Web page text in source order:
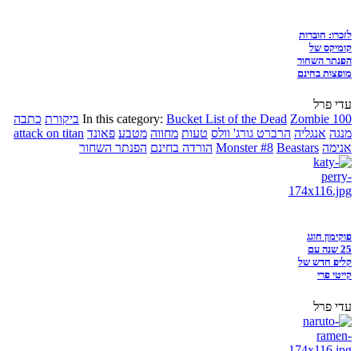
לזכרו: חוברות
קומיקס של
הפנתר השחור
מופצות בחינם
עדי פרל
In this category: Bucket List of the Dead Zombie 100 ביקורת כתבה
מנגה אנגליה הרברט גורג' וולס טעות מחווה מטבע פאונד attack on titan
אנימה
Monster #8 Beastars הורדה בחינם הפנתר השחור
פוקימון חוגג
25 שנה עם
קליפ חדש של
קייטי פרי
עדי פרל